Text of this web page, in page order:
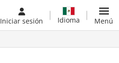
Iniciar sesión Idioma Menú